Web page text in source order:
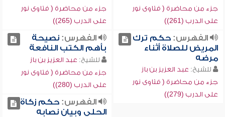
جزء من محاضرة ( فتاوى نور
على الدرب (261))
جزء من محاضرة ( فتاوى نور
على الدرب (265))
الفهرس:حكم ترك
المريض للصلاة أثناء
مرضه
للشيخ: عبد العزيز بن باز
جزء من محاضرة ( فتاوى نور
على الدرب (279))
الفهرس:نصيحة
بأهم الكتب النافعة
للشيخ: عبد العزيز بن باز
جزء من محاضرة ( فتاوى نور
على الدرب (280))
الفهرس:حكم زكاة
الحلي وبيان نصابه